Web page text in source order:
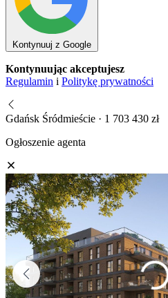
Kontynuuj z Google
Kontynuując akceptujesz
Regulamin i Politykę prywatności
Gdańsk Śródmieście · 1 703 430 zł
Ogłoszenie agenta